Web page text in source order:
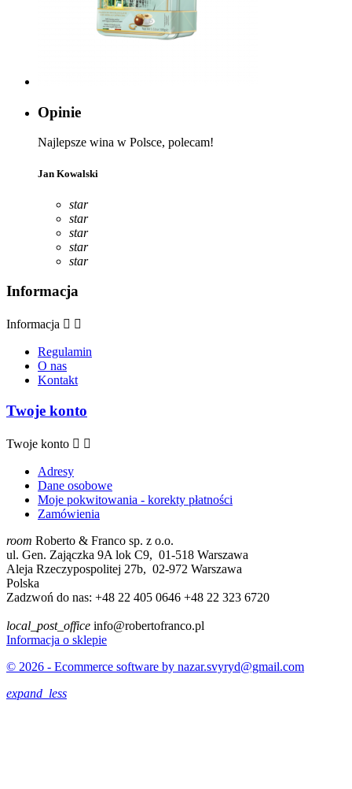
Opinie
Najlepsze wina w Polsce, polecam!
Jan Kowalski
star
star
star
star
star
Informacja
Informacja  
Regulamin
O nas
Kontakt
Twoje konto
Twoje konto  
Adresy
Dane osobowe
Moje pokwitowania - korekty płatności
Zamówienia
room Roberto & Franco sp. z o.o.
ul. Gen. Zajączka 9A lok C9, 01-518 Warszawa
Aleja Rzeczypospolitej 27b, 02-972 Warszawa
Polska
Zadzwoń do nas: +48 22 405 0646 +48 22 323 6720
local_post_office info@robertofranco.pl
Informacja o sklepie
© 2026 - Ecommerce software by nazar.svyryd@gmail.com
expand_less